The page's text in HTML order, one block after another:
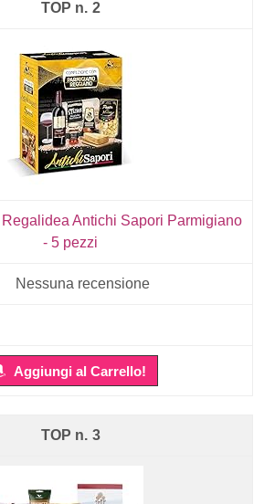
2
Antichi Sapori Parmigiano
- 5 pezzi
Nessuna recensione
Aggiungi al Carrello!
3